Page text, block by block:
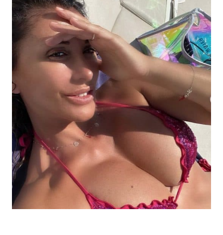
Economia
Persone Scomparse
Politica
Fiction e Serie TV
Programmi TV
Reality e Talent
Soap Opera
ShowBiz
News Cinema
News Musica
News Spettacolo
Social News
News dal mondo